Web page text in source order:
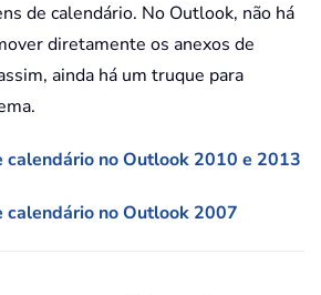
de calendário. No Outlook, não há
diretamente os anexos de
ainda há um truque para
calendário no Outlook 2010 e 2013
calendário no Outlook 2007